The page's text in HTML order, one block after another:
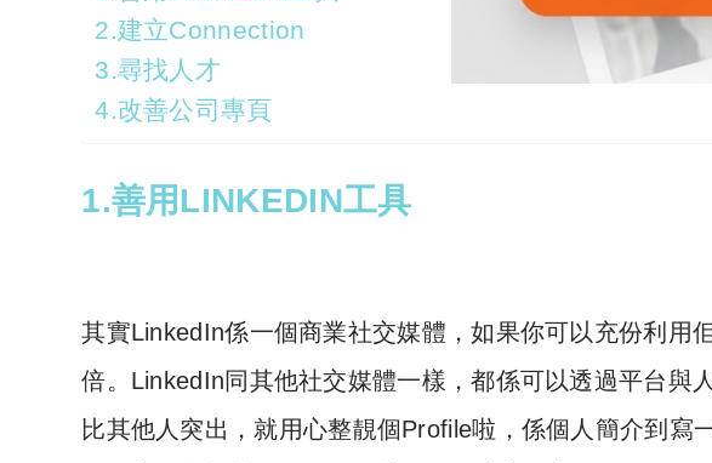
2.建立Connection
3.尋找人才
4.改善公司專頁
1.善用LINKEDIN工具
其實LinkedIn係一個商業社交媒體，如果你可以充份利用
倍。LinkedIn同其他社交媒體一樣，都係可以透過平台與
比其他人突出，就用心整靚個Profile啦，係個人簡介到寫